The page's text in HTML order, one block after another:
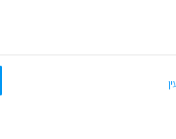
- עובדי גבס בנייה ונדל"ן - עובדי גובה